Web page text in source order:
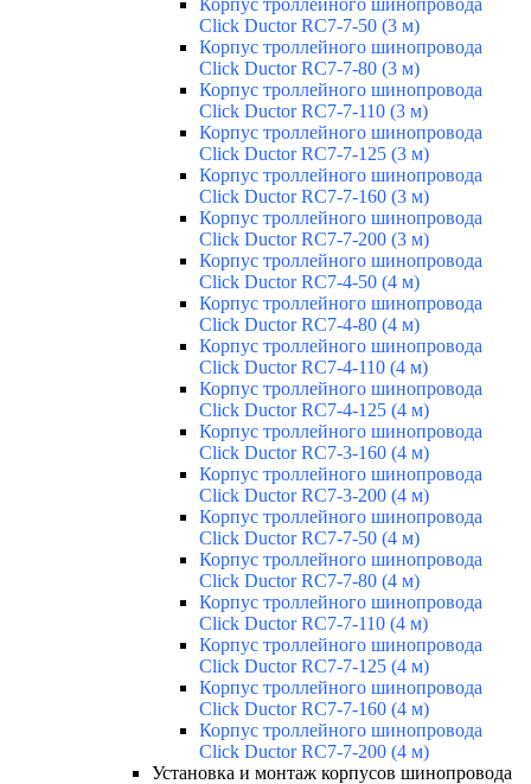
Корпус троллейного шинопровода
Click Ductor RC7-7-50 (3 м)
Корпус троллейного шинопровода
Click Ductor RC7-7-80 (3 м)
Корпус троллейного шинопровода
Click Ductor RC7-7-110 (3 м)
Корпус троллейного шинопровода
Click Ductor RC7-7-125 (3 м)
Корпус троллейного шинопровода
Click Ductor RC7-7-160 (3 м)
Корпус троллейного шинопровода
Click Ductor RC7-7-200 (3 м)
Корпус троллейного шинопровода
Click Ductor RC7-4-50 (4 м)
Корпус троллейного шинопровода
Click Ductor RC7-4-80 (4 м)
Корпус троллейного шинопровода
Click Ductor RC7-4-110 (4 м)
Корпус троллейного шинопровода
Click Ductor RC7-4-125 (4 м)
Корпус троллейного шинопровода
Click Ductor RC7-3-160 (4 м)
Корпус троллейного шинопровода
Click Ductor RC7-3-200 (4 м)
Корпус троллейного шинопровода
Click Ductor RC7-7-50 (4 м)
Корпус троллейного шинопровода
Click Ductor RC7-7-80 (4 м)
Корпус троллейного шинопровода
Click Ductor RC7-7-110 (4 м)
Корпус троллейного шинопровода
Click Ductor RC7-7-125 (4 м)
Корпус троллейного шинопровода
Click Ductor RC7-7-160 (4 м)
Корпус троллейного шинопровода
Click Ductor RC7-7-200 (4 м)
Установка и монтаж корпусов шинопровода